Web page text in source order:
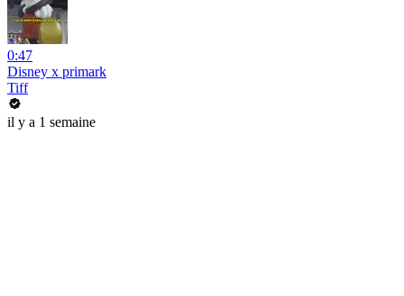
0:47
Disney x primark
Tiff
il y a 1 semaine